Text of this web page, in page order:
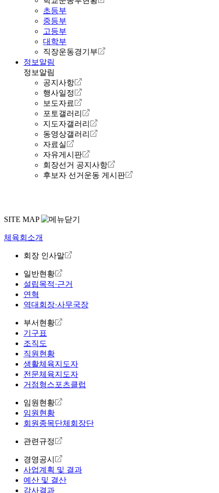
초등부
중등부
고등부
대학부
직장운동경기부
정보알림
정보알림
공지사항
행사일정
보도자료
포토갤러리
지도자갤러리
동영상갤러리
자료실
자유게시판
회장선거 공지사항
후보자 선거운동 게시판
SITE MAP
체육회소개
회장 인사말
일반현황
설립목적·근거
연혁
역대회장·사무국장
부서현황
기구표
조직도
직원현황
생활체육지도자
전문체육지도자
거점형스포츠클럽
임원현황
임원현황
회원종목단체회장단
관련규정
경영공시
사업계획 및 결과
예산 및 결산
감사결과